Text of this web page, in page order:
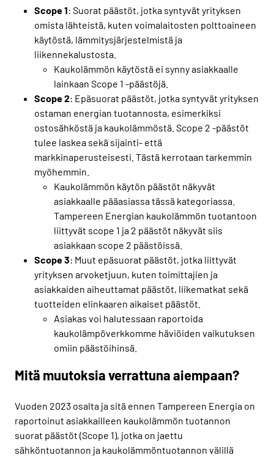
Scope 1: Suorat päästöt, jotka syntyvät yrityksen
omista lähteistä, kuten voimalaitosten polttoaineen
käytöstä, lämmitysjärjestelmistä ja
liikennekalustosta.
Kaukolämmön käytöstä ei synny asiakkaalle
lainkaan Scope 1 -päästöjä.
Scope 2: Epäsuorat päästöt, jotka syntyvät yrityksen
ostaman energian tuotannosta, esimerkiksi
ostosähköstä ja kaukolämmöstä. Scope 2 -päästöt
tulee laskea sekä sijainti- että
markkinaperusteisesti. Tästä kerrotaan tarkemmin
myöhemmin.
Kaukolämmön käytön päästöt näkyvät
asiakkaalle pääasiassa tässä kategoriassa.
Tampereen Energian kaukolämmön tuotantoon
liittyvät scope 1 ja 2 päästöt näkyvät siis
asiakkaan scope 2 päästöissä.
Scope 3: Muut epäsuorat päästöt, jotka liittyvät
yrityksen arvoketjuun, kuten toimittajien ja
asiakkaiden aiheuttamat päästöt, liikematkat sekä
tuotteiden elinkaaren aikaiset päästöt.
Asiakas voi halutessaan raportoida
kaukolämpöverkkomme häviöiden vaikutuksen
omiin päästöihinsä.
Mitä muutoksia verrattuna aiempaan?
Vuoden 2023 osalta ja sitä ennen Tampereen Energia on
raportoinut asiakkailleen kaukolämmön tuotannon
suorat päästöt (Scope 1), jotka on jaettu
sähköntuotannon ja kaukolämmöntuotannon välillä